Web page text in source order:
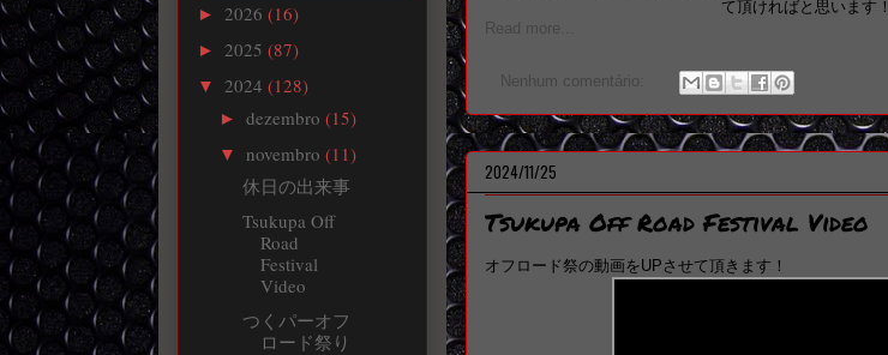
て頂ければと思います！
Read more...
Nenhum comentário:
2024/11/25
Tsukupa Off Road Festival Video
オフロード祭の動画をUPさせて頂きます！
► 2026 (16)
► 2025 (87)
▼ 2024 (128)
► dezembro (15)
▼ novembro (11)
休日の出来事
Tsukupa Off
Road
Festival
Video
つくパーオフ
ロード祭り